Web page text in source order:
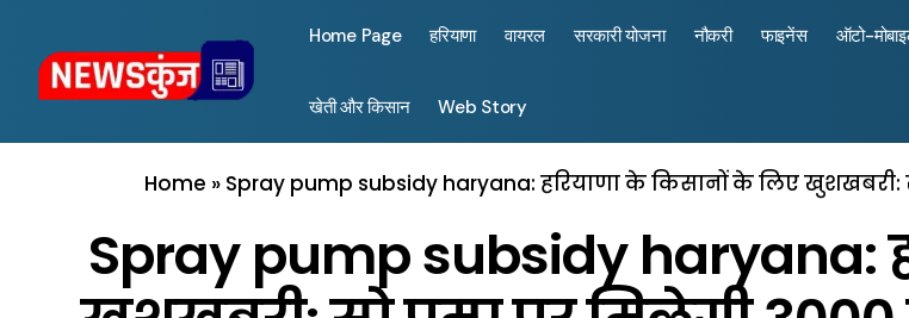
Home Page हरियाणा वायरल सरकारी योजना नौकरी फाइनेंस ऑटो-
खेती और किसान Web Story
Home » Spray pump subsidy haryana: हरियाणा के किसानों के लिए खुशखबरी:
Spray pump subsidy haryana: